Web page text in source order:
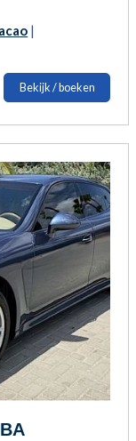
|
Bekijk / boeken